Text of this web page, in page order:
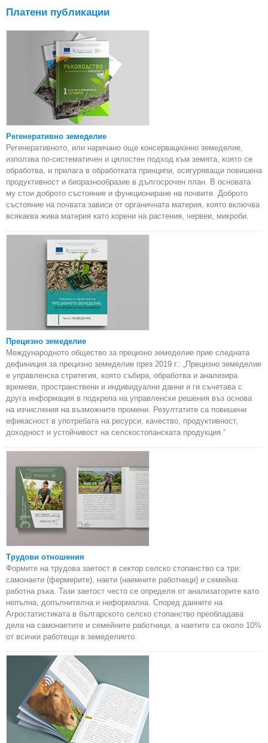
Платени публикации
Регенеративно земеделие
Регенеративното, или наричано още консервационно земеделие,
използва по-систематичен и цялостен подход към земята, която се
обработва, и прилага в обработката принципи, осигуряващи повишена
продуктивност и биоразнообразие в дългосрочен план. В основата
му стои доброто състояние и функциониране на почвите. Доброто
състояние на почвата зависи от органичната материя, която включва
всякаква жива материя като корени на растения, червеи, микроби.
Прецизно земеделие
Международното общество за прецизно земеделие прие следната
дефиниция за прецизно земеделие през 2019 г.: „Прецизно земеделие
е управленска стратегия, която събира, обработва и анализира
времеви, пространствени и индивидуални данни и ги съчетава с
друга информация в подкрепа на управленски решения въз основа
на изчисления на възможните промени. Резултатите са повишени
ефикасност в употребата на ресурси, качество, продуктивност,
доходност и устойчивост на селскостопанската продукция.“
Трудови отношения
Формите на трудова заетост в сектор селско стопанство са три:
самонаети (фермерите), наети (наемните работници) и семейна
работна ръка. Тази заетост често се определя от анализаторите като
непълна, допълнителна и неформална. Според данните на
Агростатистиката в българското селско стопанство преобладава
дела на самонаетите и семейните работници, а наетите са около 10%
от всички работещи в земеделието.